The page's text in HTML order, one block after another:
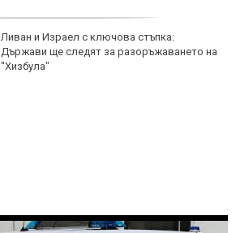
Ливан и Израел с ключова стъпка:
Държави ще следят за разоръжаването на
"Хизбула"